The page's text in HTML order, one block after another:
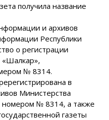
получила название
и архивов
Республики
о регистрации
«Шалкар»,
№ 8314.
в
Министерства
№ 8314, а также
газеты